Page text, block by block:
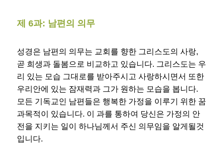
제 6과: 남편의 의무
성경은 남편의 의무는 교회를 향한 그리스도의 사랑,
곧 희생과 돌봄으로 비교하고 있습니다. 그리스도는 우
리 있는 모습 그대로를 받아주시고 사랑하시면서 또한
우리안에 있는 잠재력과 그가 원하는 모습을 봅니다.
모든 기독교인 남편들은 행복한 가정을 이루기 위한 꿈
과목적이 있습니다. 이 과를 통하여 당신은 가정의 안
전을 지키는 일이 하나님께서 주신 의무임을 알게될것
입니다.